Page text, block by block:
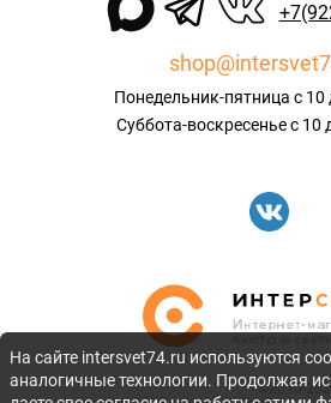
Понедельник-пятница с 10
Суббота-воскресенье с 10
©2010-
На сайте intersvet74.ru используются
аналогичные технологии. Продолжая